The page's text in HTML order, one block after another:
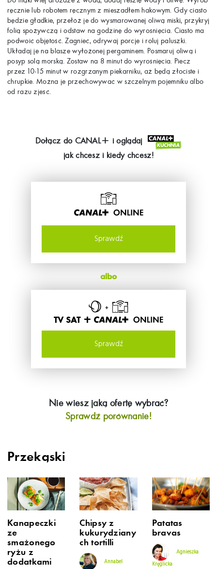
ręcznie lub robotem ręcznym z mieszadłem hakowym. Gdy ciasto
będzie gładkie, przełóż je do wysmarowanej oliwą miski, przykryj
folią spożywczą i odstaw na godzinę do wyrośnięcia. Ciasto ma
podwoić objętość. Zagnieć, odrywaj porcje i roluj paluszki.
Układaj je na blasze wyłożonej pergaminem. Posmaruj oliwą i
posyp solą morską. Zostaw na 8 minut do wyrośnięcia. Piecz
przez 10-15 minut w rozgrzanym piekarniku, aż będą złociste i
chrupkie. Można je przechowywać w szczelnym pojemniku albo
od razu zjeść.
Dołącz do CANAL+ i oglądaj
jak chcesz i kiedy chcesz!
Sprawdź
albo
TV SAT +
Sprawdź
Nie wiesz jaką ofertę wybrać?
Sprawdź porównanie!
Przekąski
Kanapeczki
ze
smażonego
ryżu z
dodatkami
Chipsy z
kukurydziany
ch tortilli
Annabel
Patatas
bravas
Agnieszka
Kręglicka